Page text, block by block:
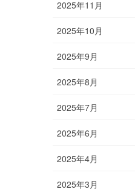
2025年11月
2025年10月
2025年9月
2025年8月
2025年7月
2025年6月
2025年4月
2025年3月